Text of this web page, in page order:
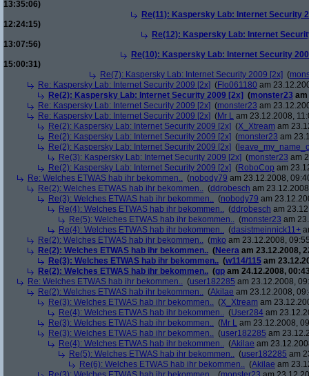
13:35:06)
Re(11): Kaspersky Lab: Internet Security
12:24:15)
Re(12): Kaspersky Lab: Internet
13:07:56)
Re(10): Kaspersky Lab: Internet Security
15:00:31)
Re(7): Kaspersky Lab: Internet Security 2009 [2x] (
Re: Kaspersky Lab: Internet Security 2009 [2x] (Flo061180 am
Re(2): Kaspersky Lab: Internet Security 2009 [2x] (monster23 am
Re: Kaspersky Lab: Internet Security 2009 [2x] (monster23 am
Re: Kaspersky Lab: Internet Security 2009 [2x] (Mr L am 23.12.2008,
Re(2): Kaspersky Lab: Internet Security 2009 [2x] (X_Xtream am
Re(2): Kaspersky Lab: Internet Security 2009 [2x] (monster23 am
Re(2): Kaspersky Lab: Internet Security 2009 [2x] (
Re(3): Kaspersky Lab: Internet Security 2009 [2x] (monster23 am
Re(2): Kaspersky Lab: Internet Security 2009 [2x] (RoboCop am
Re: Welches ETWAS hab ihr bekommen.. (nobody79 am 23.12.2008,
Re(2): Welches ETWAS hab ihr bekommen.. (ddrobesch am
Re(3): Welches ETWAS hab ihr bekommen.. (nobody79 am
Re(4): Welches ETWAS hab ihr bekommen.. (ddrobesch am
Re(5): Welches ETWAS hab ihr bekommen.. (monster23 am
Re(4): Welches ETWAS hab ihr bekommen.. (dasistmeinnick11+
Re(2): Welches ETWAS hab ihr bekommen.. (mko am 23.12.2008,
Re(2): Welches ETWAS hab ihr bekommen.. (Neera am 23.12.2008,
Re(3): Welches ETWAS hab ihr bekommen.. (w114/115 am
Re(2): Welches ETWAS hab ihr bekommen.. (gp am 24.12.2008,
Re: Welches ETWAS hab ihr bekommen.. (user182285 am 23.12.2008,
Re(2): Welches ETWAS hab ihr bekommen.. (Akilae am 23.12.2008,
Re(3): Welches ETWAS hab ihr bekommen.. (X_Xtream am
Re(4): Welches ETWAS hab ihr bekommen.. (User284 am
Re(3): Welches ETWAS hab ihr bekommen.. (Mr L am 23.12.2008,
Re(3): Welches ETWAS hab ihr bekommen.. (user182285 am
Re(4): Welches ETWAS hab ihr bekommen.. (Akilae am
Re(5): Welches ETWAS hab ihr bekommen.. (user182285 am
Re(6): Welches ETWAS hab ihr bekommen.. (Akilae am